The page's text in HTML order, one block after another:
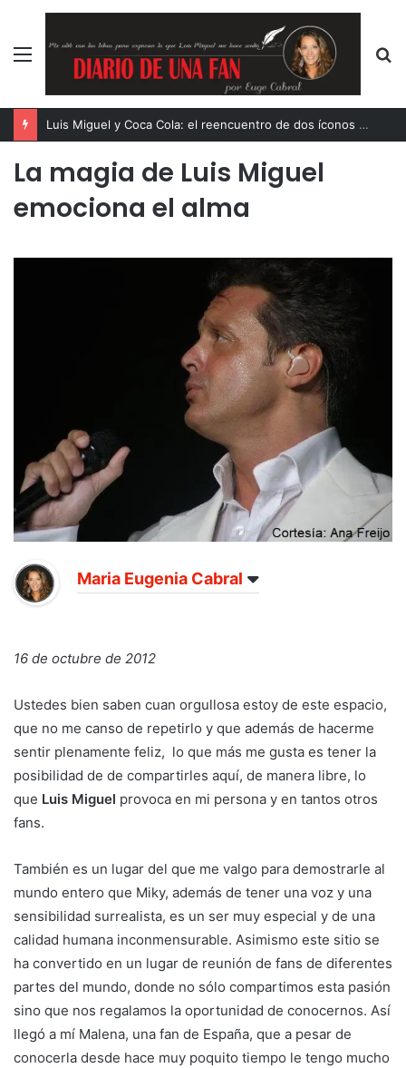
Menú
Luis Miguel y Coca Cola: el reencuentro de dos íconos eternos
La magia de Luis Miguel
emociona el alma
Maria Eugenia Cabral
16 de octubre de 2012
Ustedes bien saben cuan orgullosa estoy de este espacio,
que no me canso de repetirlo y que además de hacerme
sentir plenamente feliz, lo que más me gusta es tener la
posibilidad de de compartirles aquí, de manera libre, lo
que Luis Miguel provoca en mi persona y en tantos otros
fans.
También es un lugar del que me valgo para demostrarle al
mundo entero que Miky, además de tener una voz y una
sensibilidad surrealista, es un ser muy especial y de una
calidad humana inconmensurable. Asimismo este sitio se
ha convertido en un lugar de reunión de fans de diferentes
partes del mundo, donde no sólo compartimos esta pasión
sino que nos regalamos la oportunidad de conocernos. Así
llegó a mí Malena, una fan de España, que a pesar de
conocerla desde hace muy poquito tiempo le tengo mucho